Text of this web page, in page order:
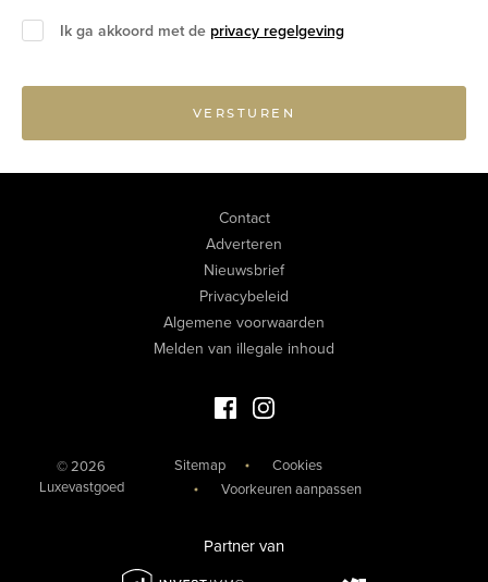
Ik ga akkoord met de privacy regelgeving
VERSTUREN
Contact
Adverteren
Nieuwsbrief
Privacybeleid
Algemene voorwaarden
Melden van illegale inhoud
Facebook Luxevastgoed
Instagram Luxevastgoed
© 2026
Luxevastgoed
Sitemap
Cookies
Voorkeuren aanpassen
Partner van